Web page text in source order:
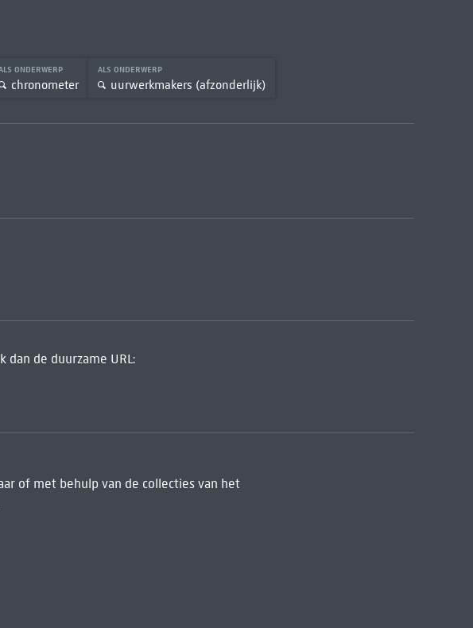
ONDERWERP
chronometer
ALS ONDERWERP
uurwerkmakers (afzonderlijk)
de duurzame URL:
of met behulp van de collecties van het